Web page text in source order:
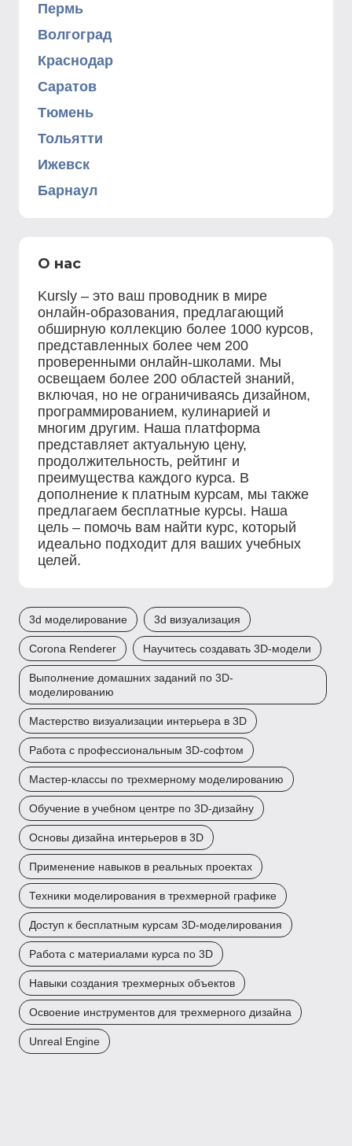
Пермь
Волгоград
Краснодар
Саратов
Тюмень
Тольятти
Ижевск
Барнаул
О нас
Kursly – это ваш проводник в мире
онлайн-образования, предлагающий
обширную коллекцию более 1000 курсов,
представленных более чем 200
проверенными онлайн-школами. Мы
освещаем более 200 областей знаний,
включая, но не ограничиваясь дизайном,
программированием, кулинарией и
многим другим. Наша платформа
представляет актуальную цену,
продолжительность, рейтинг и
преимущества каждого курса. В
дополнение к платным курсам, мы также
предлагаем бесплатные курсы. Наша
цель – помочь вам найти курс, который
идеально подходит для ваших учебных
целей.
3d моделирование 3d визуализация
Corona Renderer Научитесь создавать 3D-модели
Выполнение домашних заданий по 3D-
моделированию
Мастерство визуализации интерьера в 3D
Работа с профессиональным 3D-софтом
Мастер-классы по трехмерному моделированию
Обучение в учебном центре по 3D-дизайну
Основы дизайна интерьеров в 3D
Применение навыков в реальных проектах
Техники моделирования в трехмерной графике
Доступ к бесплатным курсам 3D-моделирования
Работа с материалами курса по 3D
Навыки создания трехмерных объектов
Освоение инструментов для трехмерного дизайна
Unreal Engine